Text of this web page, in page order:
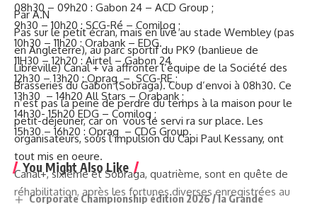
08h30 – 09h20 : Gabon 24 – ACD Group ;
9h30 – 10h20 : SCG-Ré – Comilog ;
10h30 – 11h20 : Orabank – EDG.
11H30 – 12h20 : Airtel – Gabon 24
12h30 – 13h20 : Oprag – SCG-RE ;
13h30 – 14h20 All Stars – Orabank ;
14h30- 15h20 EDG – Comilog ;
15h30 – 16h20 : Oprag – CDG Group.
You Might Also Like
Corporate Championship édition 2026 / la Grande
Par A.N
Pas sur le petit écran, mais en live au stade Wembley (pas
en Angleterre), au parc sportif du PK9 (banlieue de
Libreville) Canal + va affronter l’équipe de la Société des
Brasseries du Gabon (Sobraga). Coup d’envoi à 08h30. Ce
n’est pas la peine de perdre du temps à la maison pour le
petit-déjeuner, car on vous le servi ra sur place. Les
organisateurs, sous l’impulsion du Capi Paul Kessany, ont
tout mis en oeure.
Canal+, sixième et Sobraga, quatrième, sont en quête de
réhabilitation, après les fortunes diverses enregistrées au